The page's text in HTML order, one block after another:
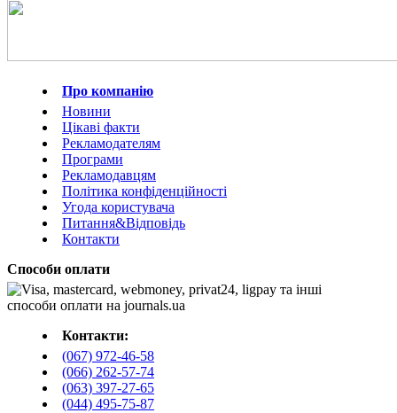
Про компанію
Новини
Цікаві факти
Рекламодателям
Програми
Рекламодавцям
Політика конфіденційності
Угода користувача
Питання&Відповідь
Контакти
Способи оплати
Контакти:
(067) 972-46-58
(066) 262-57-74
(063) 397-27-65
(044) 495-75-87